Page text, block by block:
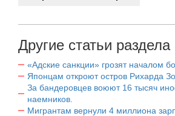
Другие статьи раздела
«Адские санкции» грозят началом
Японцам откроют остров Рихарда
За бандеровцев воюют 16 тысяч
наемников.
Мигрантам вернули 4 миллиона